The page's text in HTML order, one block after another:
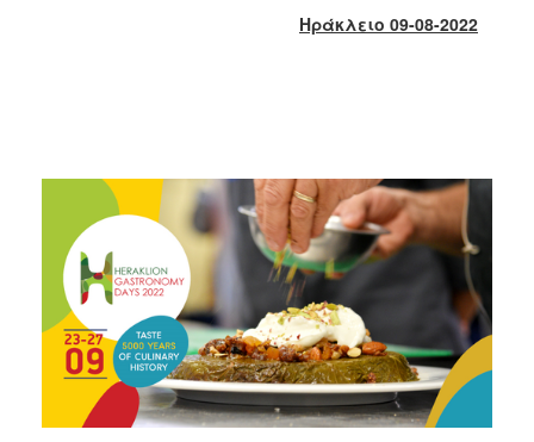
2006
ΤΟΠΟΣ
ΠΟΛΙΤΙΣΜΟΣ
Ηράκλειο 09-08-2022